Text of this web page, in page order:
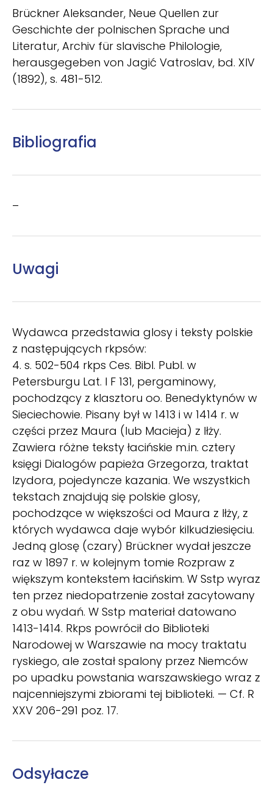
Brückner Aleksander, Neue Quellen zur
Geschichte der polnischen Sprache und
Literatur, Archiv für slavische Philologie,
herausgegeben von Jagić Vatroslav, bd. XIV
(1892), s. 481-512.
Bibliografia
–
Uwagi
Wydawca przedstawia glosy i teksty polskie
z następujących rkpsów:
4. s. 502-504 rkps Ces. Bibl. Publ. w
Petersburgu Lat. I F 131, pergaminowy,
pochodzący z klasztoru oo. Benedyktynów w
Sieciechowie. Pisany był w 1413 i w 1414 r. w
części przez Maura (lub Macieja) z Iłży.
Zawiera różne teksty łacińskie m.in. cztery
księgi Dialogów papieża Grzegorza, traktat
Izydora, pojedyncze kazania. We wszystkich
tekstach znajdują się polskie glosy,
pochodzące w większości od Maura z Iłży, z
których wydawca daje wybór kilkudziesięciu.
Jedną glosę (czary) Brückner wydał jeszcze
raz w 1897 r. w kolejnym tomie Rozpraw z
większym kontekstem łacińskim. W Sstp wyraz
ten przez niedopatrzenie został zacytowany
z obu wydań. W Sstp materiał datowano
1413-1414. Rkps powrócił do Biblioteki
Narodowej w Warszawie na mocy traktatu
ryskiego, ale został spalony przez Niemców
po upadku powstania warszawskiego wraz z
najcenniejszymi zbiorami tej biblioteki. — Cf. R
XXV 206-291 poz. 17.
Odsyłacze